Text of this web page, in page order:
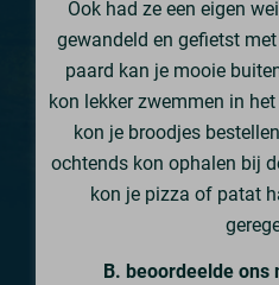
Ook had ze een eigen
gewandeld en gefietst
paard kan je mooie
kon lekker zwemmen in
kon je broodjes
ochtends kon ophalen bij
kon je pizza of patat
B. beoordeelde ons